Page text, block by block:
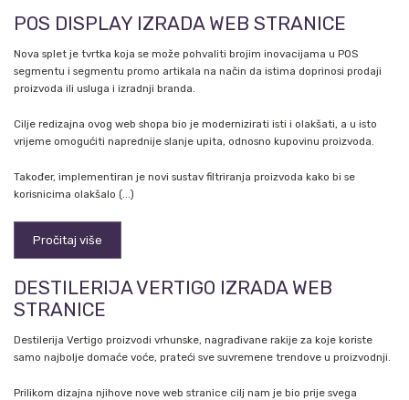
POS DISPLAY IZRADA WEB STRANICE
Nova splet je tvrtka koja se može pohvaliti brojim inovacijama u POS
segmentu i segmentu promo artikala na način da istima doprinosi prodaji
proizvoda ili usluga i izradnji branda.
Cilje redizajna ovog web shopa bio je modernizirati isti i olakšati, a u isto
vrijeme omogućiti naprednije slanje upita, odnosno kupovinu proizvoda.
Također, implementiran je novi sustav filtriranja proizvoda kako bi se
korisnicima olakšalo (...)
Pročitaj više
DESTILERIJA VERTIGO IZRADA WEB
STRANICE
Destilerija Vertigo proizvodi vrhunske, nagrađivane rakije za koje koriste
samo najbolje domaće voće, prateći sve suvremene trendove u proizvodnji.
Prilikom dizajna njihove nove web stranice cilj nam je bio prije svega